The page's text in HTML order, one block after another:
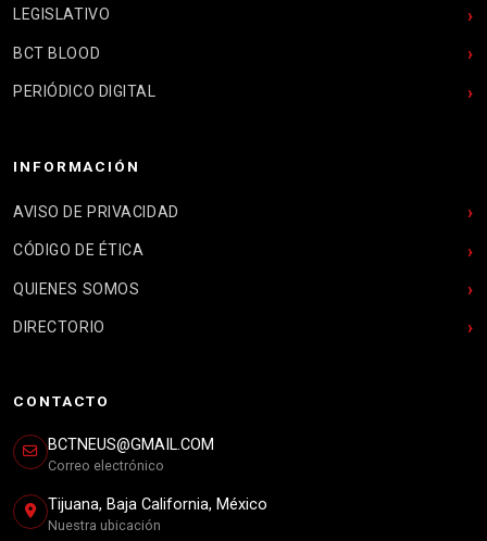
LEGISLATIVO
BCT BLOOD
PERIÓDICO DIGITAL
INFORMACIÓN
AVISO DE PRIVACIDAD
CÓDIGO DE ÉTICA
QUIENES SOMOS
DIRECTORIO
CONTACTO
BCTNEUS@GMAIL.COM
Correo electrónico
Tijuana, Baja California, México
Nuestra ubicación